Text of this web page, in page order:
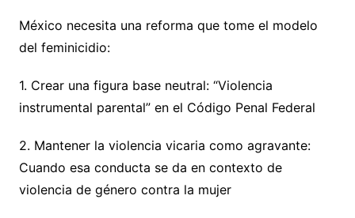
México necesita una reforma que tome el modelo
del feminicidio:
1. Crear una figura base neutral: “Violencia
instrumental parental” en el Código Penal Federal
2. Mantener la violencia vicaria como agravante:
Cuando esa conducta se da en contexto de
violencia de género contra la mujer